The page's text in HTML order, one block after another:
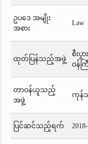
ဥပဒေ အမျိုး
အစား
Law
ထုတ်ပြန်သည့်အဖွဲ့
စီးပွ
ဝန်က
တာဝန်ယူသည့်
အဖွဲ့
ကုန်သွ
ပြင်ဆင်သည့်ရက်